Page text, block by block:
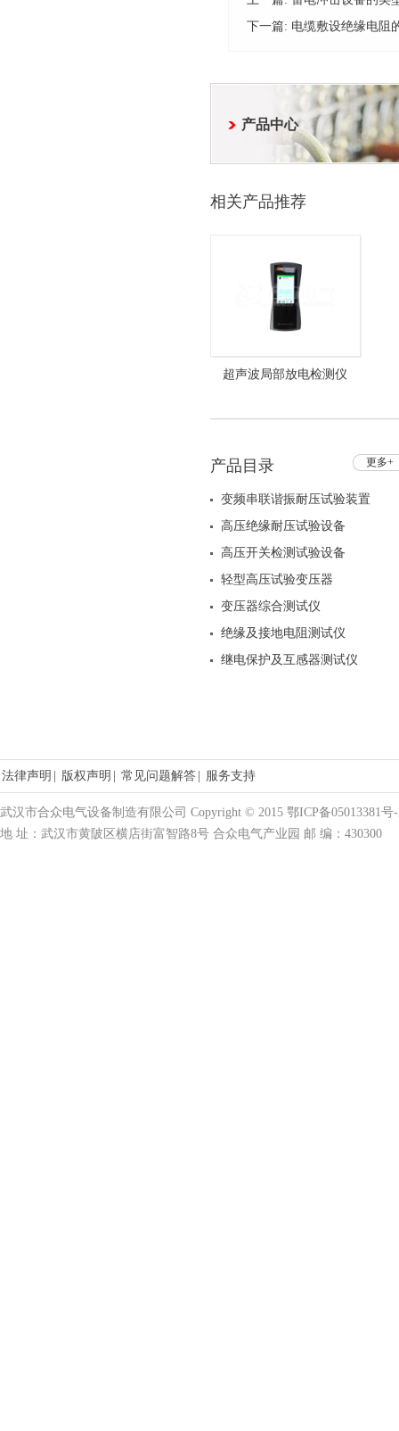
下一篇: 电缆敷设绝缘电阻
产品中心
相关产品推荐
超声波局部放电检测仪
更多+
产品目录
变频串联谐振耐压试验装置
高压绝缘耐压试验设备
高压开关检测试验设备
轻型高压试验变压器
变压器综合测试仪
绝缘及接地电阻测试仪
继电保护及互感器测试仪
法律声明 版权声明 常见问题解答 服务支持
武汉市合众电气设备制造有限公司 Copyright © 2015 鄂ICP备05013381号
地 址：武汉市黄陂区横店街富智路8号 合众电气产业园 邮 编：430300